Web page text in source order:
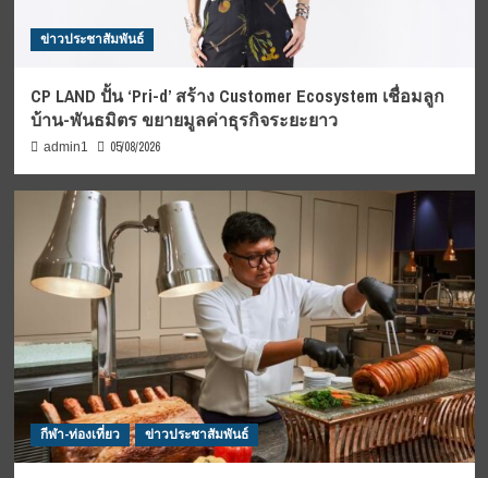
ข่าวประชาสัมพันธ์
CP LAND ปั้น ‘Pri-d’ สร้าง Customer Ecosystem เชื่อมลูก
บ้าน-พันธมิตร ขยายมูลค่าธุรกิจระยะยาว
admin1 05/08/2026
กีฬา-ท่องเที่ยว ข่าวประชาสัมพันธ์